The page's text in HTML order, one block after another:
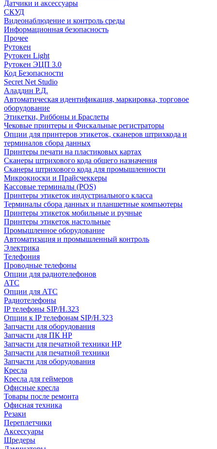
Датчики и аксессуары
СКУД
Видеонаблюдение и контроль среды
Информационная безопасность
Прочее
Рутокен
Рутокен Light
Рутокен ЭЦП 3.0
Код Безопасности
Secret Net Studio
Аладдин Р.Д.
Автоматическая идентификация, маркировка, торговое
оборудование
Этикетки, Риббоны и Браслеты
Чековые принтеры и Фискальные регистраторы
Опции для принтеров этикеток, сканеров штрихкода и
терминалов сбора данных
Принтеры печати на пластиковых картах
Сканеры штрихового кода общего назначения
Сканеры штрихового кода для промышленности
Микрокиоски и Прайсчеккеры
Кассовые терминалы (POS)
Принтеры этикеток индустриального класса
Терминалы сбора данных и планшетные компьютеры
Принтеры этикеток мобильные и ручные
Принтеры этикеток настольные
Промышленное оборудование
Автоматизация и промышленный контроль
Электрика
Телефония
Проводные телефоны
Опции для радиотелефонов
АТС
Опции для АТС
Радиотелефоны
IP телефоны SIP/H.323
Опции к IP телефонам SIP/H.323
Запчасти для оборудования
Запчасти для ПК HP
Запчасти для печатной техники HP
Запчасти для печатной техники
Запчасти для оборудования
Кресла
Кресла для геймеров
Офисные кресла
Товары после ремонта
Офисная техника
Резаки
Переплетчики
Аксессуары
Шредеры